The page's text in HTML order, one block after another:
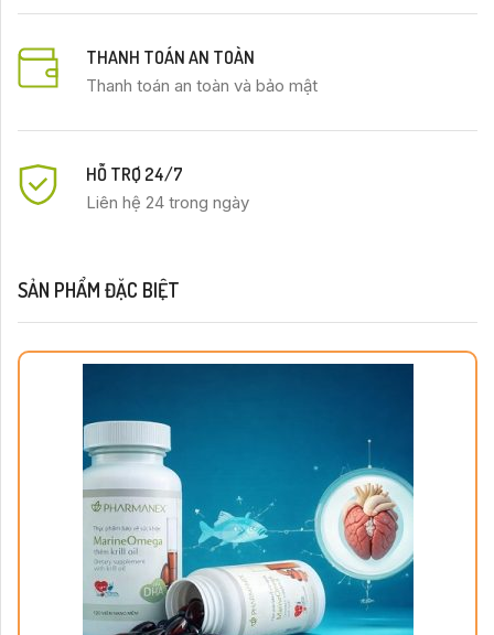
THANH TOÁN AN TOÀN
Thanh toán an toàn và bảo mật
HỖ TRỢ 24/7
Liên hệ 24 trong ngày
SẢN PHẨM ĐẶC BIỆT